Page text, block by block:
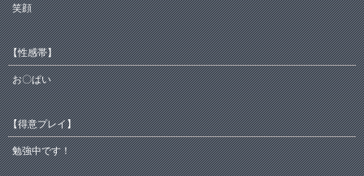
笑顔
【性感帯】
お〇ぱい
【得意プレイ】
勉強中です！